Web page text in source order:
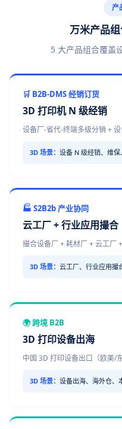
产
万米产品
5 大产品组合覆盖
🛒 B2B-DMS 经销订货
3D 打印机 N 级经销
设备厂-省代-终端多级分销 +
3D 场景： 设备 N 级经销、维
🏭 S2B2b 产业协同
云工厂 + 行业应用撮合
撮合设备厂 + 耗材厂 + 云工厂
3D 场景： 云工厂、行业应用撮
🌍 跨境 B2B
3D 打印设备出海
中国 3D 打印设备出口（欧美/
3D 场景： 设备出海、海外仓、